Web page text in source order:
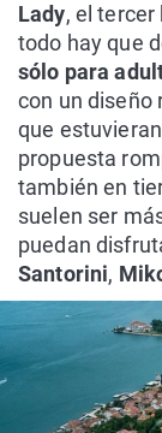
Lady, el
todo hay que
sólo para
con un diseño
que
propuesta
también en
suelen ser
puedan
Santorini,